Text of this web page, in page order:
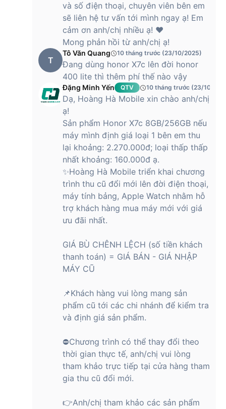
và số điện thoại, chuyên viên bên em
sẽ liên hệ tư vấn tới mình ngay ạ! Em
cảm ơn anh/chị nhiều ạ! ❤️
Mong phản hồi từ anh/chị ạ!
T
Tô Văn Quang 10 tháng trước (23/10/2025)
Đang dùng honor X7c lên đời honor
400 lite thì thêm phí thế nào vậy
Đặng Minh Yến QTV 10 tháng trước (23/10/
Dạ, Hoàng Hà Mobile xin chào anh/chị
ạ!
Sản phẩm Honor X7c 8GB/256GB nếu
máy mình định giá loại 1 bên em thu
lại khoảng: 2.270.000đ; loại thấp thấp
nhất khoảng: 160.000đ ạ.
✨Hoàng Hà Mobile triển khai chương
trình thu cũ đổi mới lên đời điện thoại,
máy tính bảng, Apple Watch nhằm hỗ
trợ khách hàng mua máy mới với giá
ưu đãi nhất.
GIÁ BÙ CHÊNH LỆCH (số tiền khách
thanh toán) = GIÁ BÁN - GIÁ NHẬP
MÁY CŨ
📌Khách hàng vui lòng mang sản
phẩm cũ tới các chi nhánh để kiểm tra
và định giá sản phẩm.
⛔Chương trình có thể thay đổi theo
thời gian thực tế, anh/chị vui lòng
tham khảo trực tiếp tại cửa hàng tham
gia thu cũ đổi mới.
👉Anh/chị tham khảo các sản phẩm